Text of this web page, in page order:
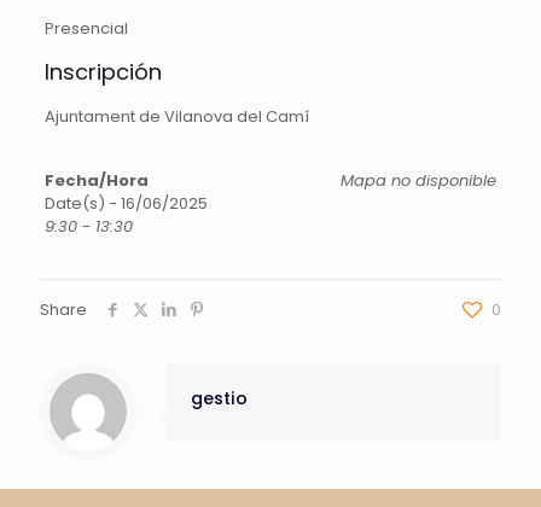
Presencial
Inscripción
Ajuntament de Vilanova del Camí
Mapa no disponible
Fecha/Hora
Date(s) - 16/06/2025
9:30 - 13:30
Share 0
gestio